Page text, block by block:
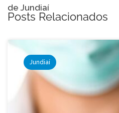
de Jundiaí
Posts Relacionados
Jundiaí